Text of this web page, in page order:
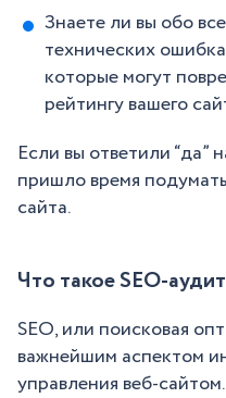
Знаете ли вы обо
технических
которые могут
рейтингу вашего
Если вы ответили “да”
пришло время
сайта.
Что такое SEO-
SEO, или поисковая
важнейшим аспектом
управления веб-